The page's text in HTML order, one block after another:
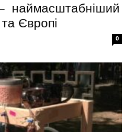
наймасштабніший
Європі
0